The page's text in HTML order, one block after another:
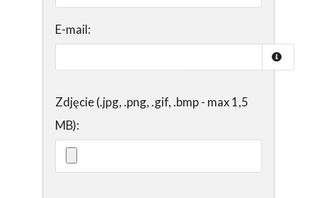
E-mail:
Zdjęcie (.jpg, .png, .gif, .bmp - max 1,5
MB):